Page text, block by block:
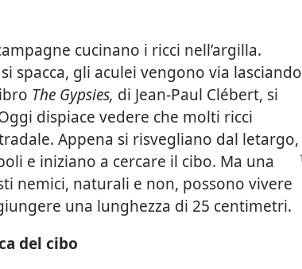
cucinano i ricci nell’argilla.
spacca, gli aculei vengono via lasciando
The Gypsies, di Jean-Paul Clébert, si
dispiace vedere che molti ricci
Appena si risvegliano dal letargo,
e iniziano a cercare il cibo. Ma una
nemici, naturali e non, possono vivere
una lunghezza di 25 centimetri.
del cibo